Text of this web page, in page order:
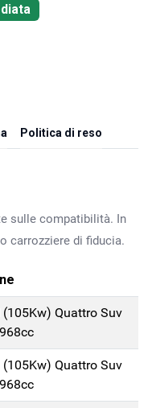
Politica di reso
sulle compatibilità. In
carrozziere di fiducia.
(105Kw) Quattro Suv
(105Kw) Quattro Suv